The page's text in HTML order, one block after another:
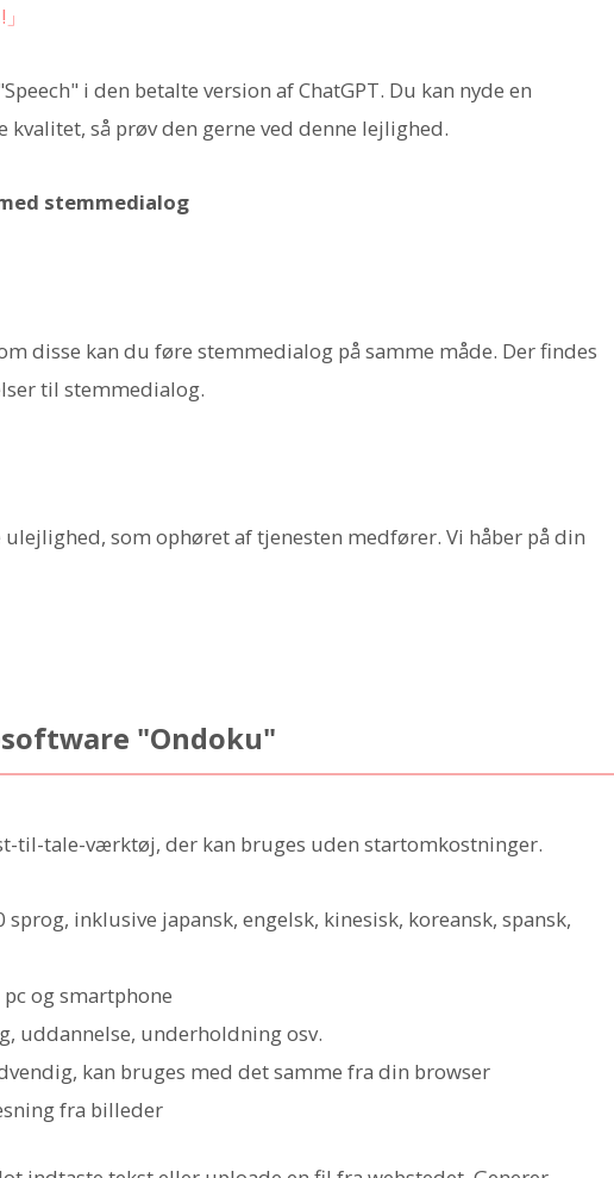
i den betalte version af ChatGPT. Du kan nyde en
kvalitet, så prøv den gerne ved denne lejlighed.
stemmedialog
disse kan du føre stemmedialog på samme måde. Der findes
til stemmedialog.
som ophøret af tjenesten medfører. Vi håber på din
"Ondoku"
til-tale-værktøj, der kan bruges uden startomkostninger.
inklusive japansk, engelsk, kinesisk, koreansk, spansk,
og smartphone
uddannelse, underholdning osv.
kan bruges med det samme fra din browser
fra billeder